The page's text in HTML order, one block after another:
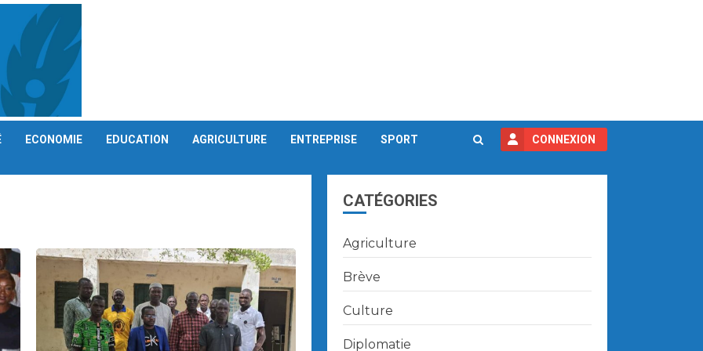
ECONOMIE EDUCATION AGRICULTURE ENTREPRISE SPORT CONNEXION
CATÉGORIES
Agriculture
Brève
Culture
Diplomatie